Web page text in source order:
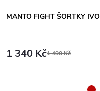
MANTO FIGHT ŠORTKY IVO
1 340 Kč1 490 Kč